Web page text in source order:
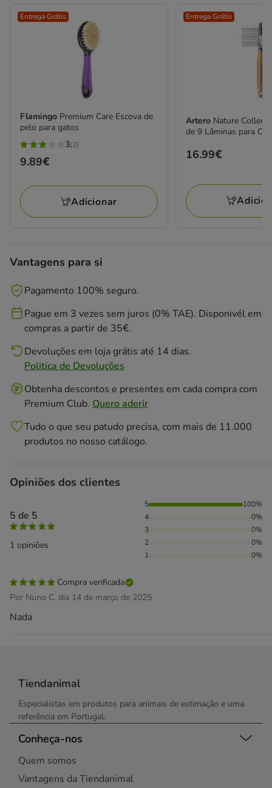
Entrega Grátis
Flamingo Premium Care Escova de
pelo para gatos
3
estrelas
2
avaliações
3(2)
Preço
9.89€
Adicionar
Entrega Grátis
Artero Nature
de 9 Lâminas para
Preço
16.99€
Vantagens para si
Pagamento 100% seguro.
Pague em 3 vezes sem juros (0% TAE). Disponivél em
compras a partir de 35€.
Devoluções em loja grátis até 14 dias.
Politica de Devoluções
Obtenha descontos e presentes em cada compra com
Premium Club. Quero aderir
Tudo o que seu patudo precisa, com mais de 11.000
produtos no nosso catálogo.
Opiniões dos clientes
5 de 5
1 opiniões
100% das pessoas avaliaram com 5 estrelas,
5
100%
4
0%
3
0%
2
0%
1
0%
Compra verificada
Por Nuno C. dia 14 de março de 2025
Nada
Tiendanimal
Especialistas em produtos para animais de estimação e uma
referência em Portugal.
Conheça-nos
Quem somos
Vantagens da Tiendanimal